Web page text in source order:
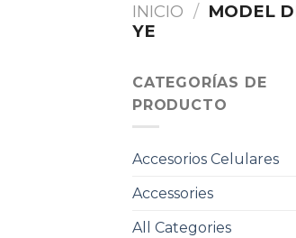
INICIO / MODEL
YE
CATEGORÍAS DE
PRODUCTO
Accesorios Celulares
Accessories
All Categories